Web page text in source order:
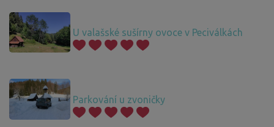
U valašské sušírny ovoce v Peciválkách
Parkování u zvoničky